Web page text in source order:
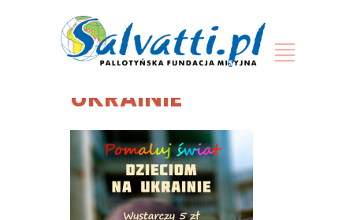
POMALUJ ŚWIAT
DZIECIOM NA
UKRAINIE